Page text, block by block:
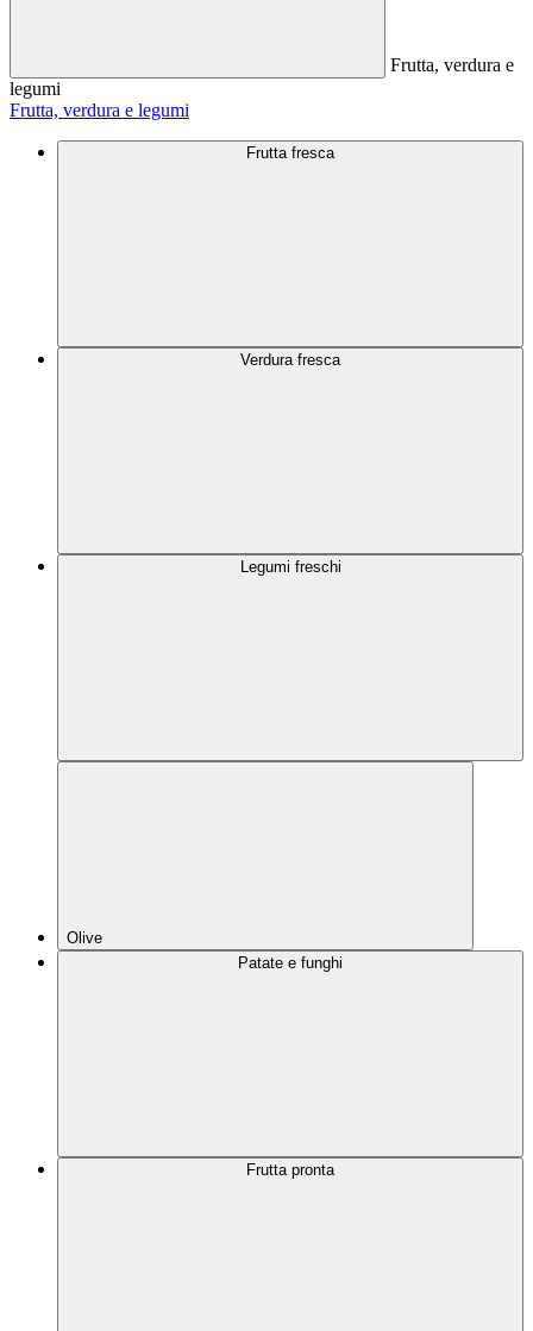
Frutta, verdura e
legumi
Frutta, verdura e legumi
Frutta fresca
Verdura fresca
Legumi freschi
Olive
Patate e funghi
Frutta pronta